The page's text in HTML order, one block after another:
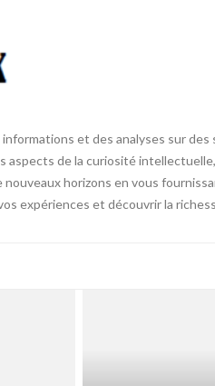
et des analyses sur des
de la curiosité
horizons en vous
expériences et découvrir la